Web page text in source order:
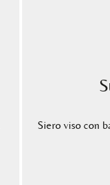
Siero viso con